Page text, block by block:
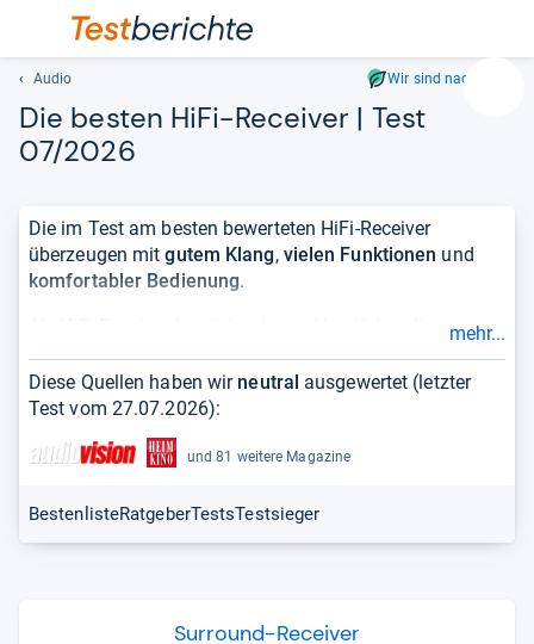
ein.
und
lassen
Audio Wir sind nachhaltig
Die bes­ten HiFi-​Recei­ver | Test
07/2026
Die im Test am besten bewerteten HiFi-Receiver
überzeugen mitgutem Klang, vielen Funktionen und
komfortabler Bedienung.
Programm per LAN oder WLAN aus dem Internet
streamen. Letztere ähneln, wenn keine
aber anschlussfreudiger. So bietet ein HiFi-Receiver
Sticksund andere Videoquellen. Neben Mehrkanal-
mehr...
Diese Quellen haben wir neutral ausgewertet (letzter
Test vom 27.07.2026):
und 81 weitere Magazine
BestenlisteRatgeberTestsTestsieger
Sur­round-​Recei­ver